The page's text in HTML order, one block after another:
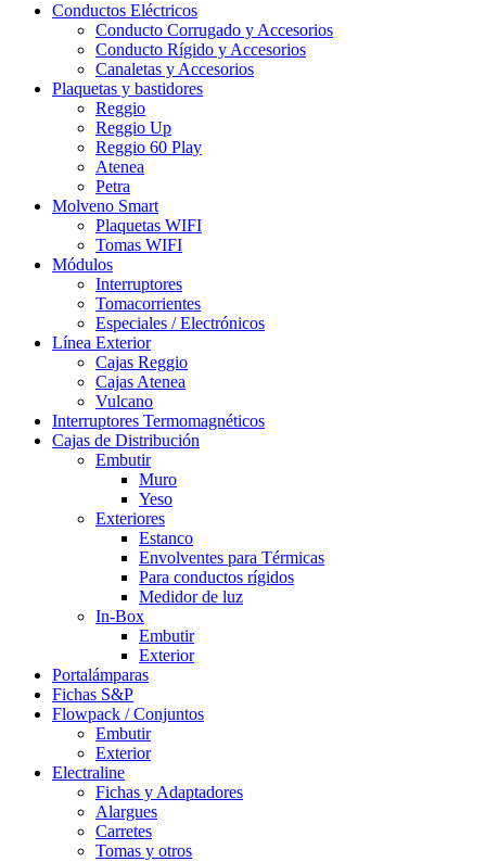
Conductos Eléctricos
Conducto Corrugado y Accesorios
Conducto Rígido y Accesorios
Canaletas y Accesorios
Plaquetas y bastidores
Reggio
Reggio Up
Reggio 60 Play
Atenea
Petra
Molveno Smart
Plaquetas WIFI
Tomas WIFI
Módulos
Interruptores
Tomacorrientes
Especiales / Electrónicos
Línea Exterior
Cajas Reggio
Cajas Atenea
Vulcano
Interruptores Termomagnéticos
Cajas de Distribución
Embutir
Muro
Yeso
Exteriores
Estanco
Envolventes para Térmicas
Para conductos rígidos
Medidor de luz
In-Box
Embutir
Exterior
Portalámparas
Fichas S&P
Flowpack / Conjuntos
Embutir
Exterior
Electraline
Fichas y Adaptadores
Alargues
Carretes
Tomas y otros